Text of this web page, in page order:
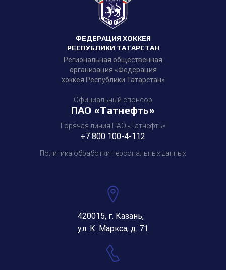
ФЕДЕРАЦИЯ ХОККЕЯ
РЕСПУБЛИКИ ТАТАРСТАН
Региональная общественная
организация «Федерация
хоккея Республики Татарстан»
Официальный спонсор
ПАО «Татнефть»
Горячая линия ПАО «Татнефть»
+7 800 100-4-112
Политика обработки персональных данных
420015, г. Казань,
ул. К. Маркса, д. 71